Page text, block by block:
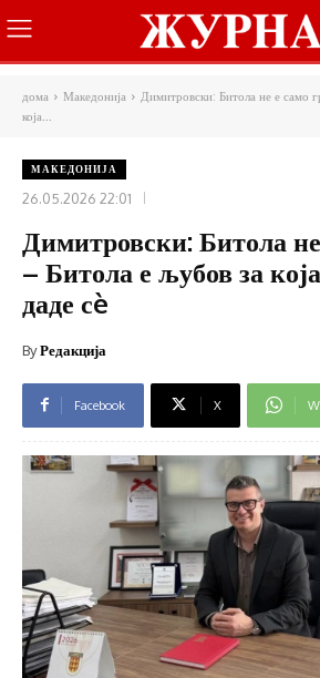
дома Македонија
Димитровски: Битола не е само
која...
МАКЕДОНИЈА
26.05.2026 22:01
Димитровски: Битола
– Битола е љубов за
даде сè
ByРедакција
Facebook X